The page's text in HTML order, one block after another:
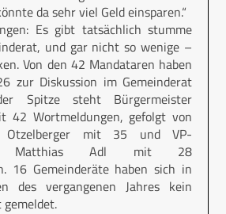
da sehr viel Geld einsparen.“
Es gibt tatsächlich stumme
und gar nicht so wenige –
Von den 42 Mandataren haben
zur Diskussion im Gemeinderat
Spitze steht Bürgermeister
42 Wortmeldungen, gefolgt von
Otzelberger mit 35 und VP-
Matthias Adl mit 28
16 Gemeinderäte haben sich in
des vergangenen Jahres kein